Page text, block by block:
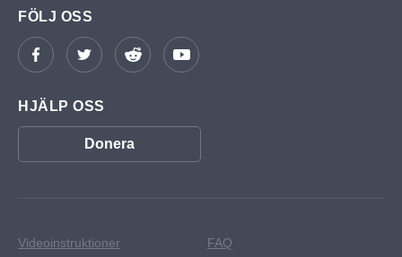
FÖLJ OSS
HJÄLP OSS
Donera
Videoinstruktioner FAQ